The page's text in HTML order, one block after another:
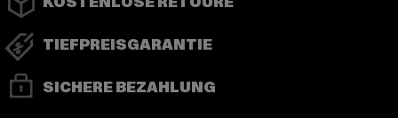
TIEFPREISGARANTIE
SICHERE BEZAHLUNG